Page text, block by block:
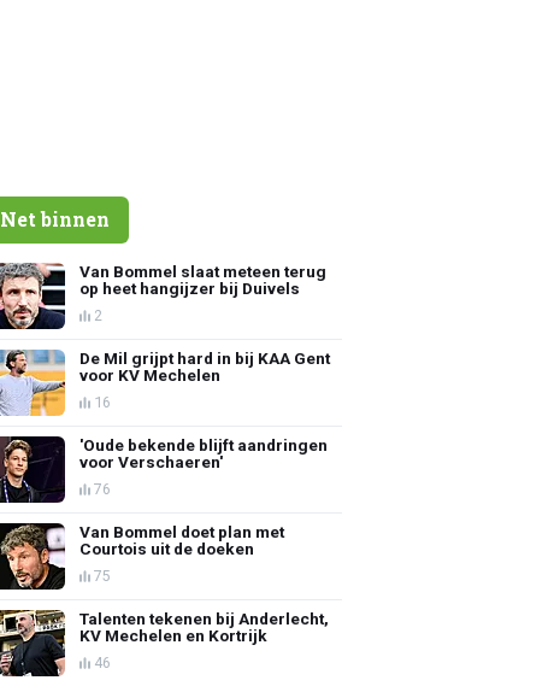
Net binnen
Van Bommel slaat meteen terug
op heet hangijzer bij Duivels
2
De Mil grijpt hard in bij KAA Gent
voor KV Mechelen
16
'Oude bekende blijft aandringen
voor Verschaeren'
76
Van Bommel doet plan met
Courtois uit de doeken
75
Talenten tekenen bij Anderlecht,
KV Mechelen en Kortrijk
46